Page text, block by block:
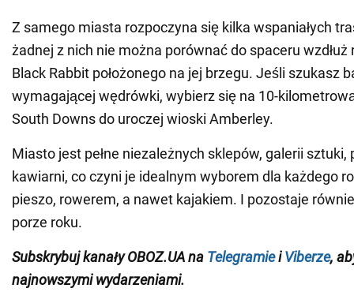
Z samego miasta rozpoczyna się kilka wspaniałych
żadnej z nich nie można porównać do spaceru wzdłuż
Black Rabbit położonego na jej brzegu. Jeśli szukasz
wymagającej wędrówki, wybierz się na 10-
South Downs do uroczej wioski Amberley.
Miasto jest pełne niezależnych sklepów, galerii sztuki,
kawiarni, co czyni je idealnym wyborem dla każdego
pieszo, rowerem, a nawet kajakiem. I pozostaje
porze roku.
Subskrybuj kanały OBOZ.UA na TelegramieiViberze,
najnowszymi wydarzeniami.